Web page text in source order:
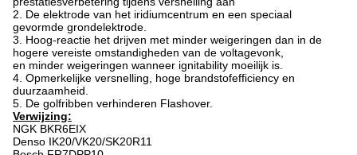
2. De elektrode van het iridiumcentrum en een speciaal
gevormde grondelektrode.
3. Hoog-reactie het drijven met minder weigeringen dan in de
hogere vereiste omstandigheden van de voltagevonk,
en minder weigeringen wanneer ignitability moeilijk is.
4. Opmerkelijke versnelling, hoge brandstofefficiency en
duurzaamheid.
5. De golfribben verhinderen Flashover.
Verwijzing:
NGK BKR6EIX
Denso IK20/VK20/SK20R11